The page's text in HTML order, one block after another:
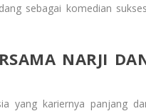
sebagai komedian
NARJI
yang kariernya panjang